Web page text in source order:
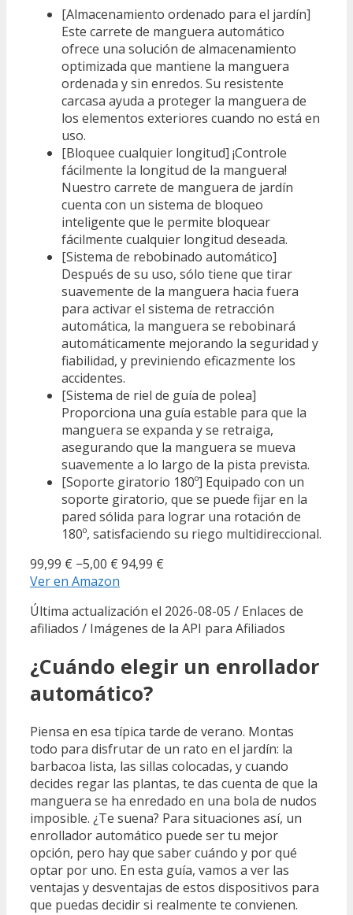
[Almacenamiento ordenado para el jardín]
Este carrete de manguera automático
ofrece una solución de almacenamiento
optimizada que mantiene la manguera
ordenada y sin enredos. Su resistente
carcasa ayuda a proteger la manguera de
los elementos exteriores cuando no está en
uso.
[Bloquee cualquier longitud] ¡Controle
fácilmente la longitud de la manguera!
Nuestro carrete de manguera de jardín
cuenta con un sistema de bloqueo
inteligente que le permite bloquear
fácilmente cualquier longitud deseada.
[Sistema de rebobinado automático]
Después de su uso, sólo tiene que tirar
suavemente de la manguera hacia fuera
para activar el sistema de retracción
automática, la manguera se rebobinará
automáticamente mejorando la seguridad y
fiabilidad, y previniendo eficazmente los
accidentes.
[Sistema de riel de guía de polea]
Proporciona una guía estable para que la
manguera se expanda y se retraiga,
asegurando que la manguera se mueva
suavemente a lo largo de la pista prevista.
[Soporte giratorio 180º] Equipado con un
soporte giratorio, que se puede fijar en la
pared sólida para lograr una rotación de
180º, satisfaciendo su riego multidireccional.
99,99 € −5,00 € 94,99 €
Ver en Amazon
Última actualización el 2026-08-05 / Enlaces de
afiliados / Imágenes de la API para Afiliados
¿Cuándo elegir un enrollador
automático?
Piensa en esa típica tarde de verano. Montas
todo para disfrutar de un rato en el jardín: la
barbacoa lista, las sillas colocadas, y cuando
decides regar las plantas, te das cuenta de que la
manguera se ha enredado en una bola de nudos
imposible. ¿Te suena? Para situaciones así, un
enrollador automático puede ser tu mejor
opción, pero hay que saber cuándo y por qué
optar por uno. En esta guía, vamos a ver las
ventajas y desventajas de estos dispositivos para
que puedas decidir si realmente te convienen.